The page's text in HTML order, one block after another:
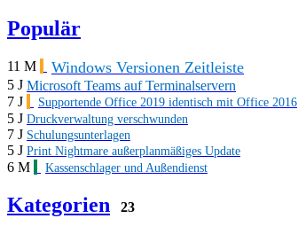
Populär
11 M Windows Versionen Zeitleiste
5 J Microsoft Teams auf Terminalservern
7 J
Supportende Office 2019 identisch mit Office 2016
5 J Druckverwaltung verschwunden
7 J Schulungsunterlagen
5 J Print Nightmare außerplanmäßiges Update
6 M Kassenschlager und Außendienst
Kategorien 23